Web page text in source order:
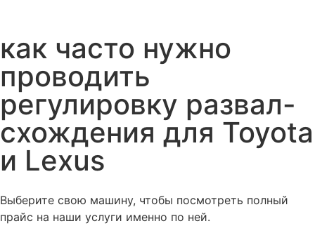
как часто нужно
проводить
регулировку развал-
схождения для Toyota
и Lexus
Выберите свою машину, чтобы посмотреть полный
прайс на наши услуги именно по ней.